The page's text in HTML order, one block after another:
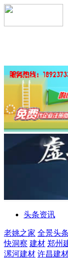
头条资讯
老姚之家 全景头条
快洞察 建材 郑州
漯河建材 许昌建